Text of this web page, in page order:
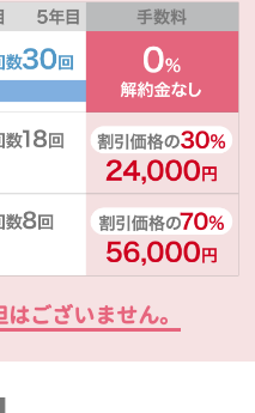
ございません。